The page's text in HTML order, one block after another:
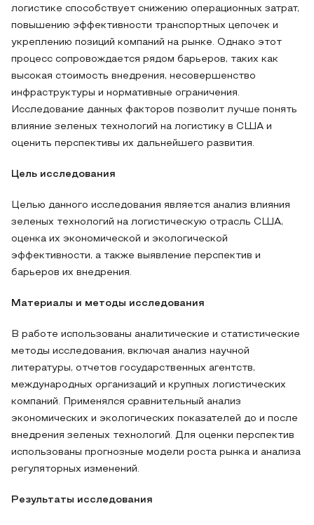
логистике способствует снижению операционных затрат,
повышению эффективности транспортных цепочек и
укреплению позиций компаний на рынке. Однако этот
процесс сопровождается рядом барьеров, таких как
высокая стоимость внедрения, несовершенство
инфраструктуры и нормативные ограничения.
Исследование данных факторов позволит лучше понять
влияние зеленых технологий на логистику в США и
оценить перспективы их дальнейшего развития.
Цель исследования
Целью данного исследования является анализ влияния
зеленых технологий на логистическую отрасль США,
оценка их экономической и экологической
эффективности, а также выявление перспектив и
барьеров их внедрения.
Материалы и методы исследования
В работе использованы аналитические и статистические
методы исследования, включая анализ научной
литературы, отчетов государственных агентств,
международных организаций и крупных логистических
компаний. Применялся сравнительный анализ
экономических и экологических показателей до и после
внедрения зеленых технологий. Для оценки перспектив
использованы прогнозные модели роста рынка и анализа
регуляторных изменений.
Результаты исследования